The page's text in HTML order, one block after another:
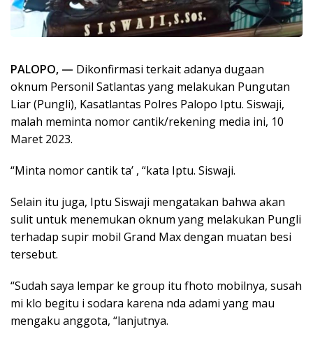
PALOPO, — Dikonfirmasi terkait adanya dugaan
oknum Personil Satlantas yang melakukan Pungutan
Liar (Pungli), Kasatlantas Polres Palopo Iptu. Siswaji,
malah meminta nomor cantik/rekening media ini, 10
Maret 2023.
“Minta nomor cantik ta’ , “kata Iptu. Siswaji.
Selain itu juga, Iptu Siswaji mengatakan bahwa akan
sulit untuk menemukan oknum yang melakukan Pungli
terhadap supir mobil Grand Max dengan muatan besi
tersebut.
“Sudah saya lempar ke group itu fhoto mobilnya, susah
mi klo begitu i sodara karena nda adami yang mau
mengaku anggota, “lanjutnya.